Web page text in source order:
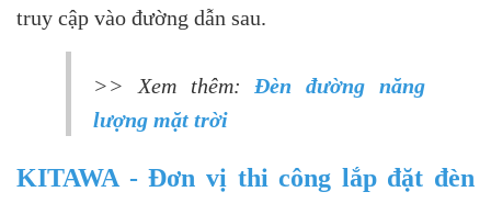
truy cập vào đường dẫn sau.
>> Xem thêm: Đèn đường năng
lượng mặt trời
KITAWA - Đơn vị thi công lắp đặt đèn